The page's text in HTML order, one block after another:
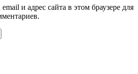
и адрес сайта в этом браузере для